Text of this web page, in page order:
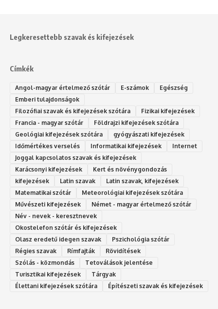
Legkeresettebb szavak és kifejezések
Címkék
Angol-magyar értelmező szótár E-számok
Egészség
Emberi tulajdonságok
Filozófiai szavak és kifejezések szótára
Fizikai kifejezések
Francia - magyar szótár
Földrajzi kifejezések szótára
Geológiai kifejezések szótára
gyógyászati kifejezések
Időmértékes verselés
Informatikai kifejezések
Internet
Joggal kapcsolatos szavak és kifejezések
Karácsonyi kifejezések
Kert és növénygondozás
kifejezések
Latin szavak
Latin szavak, kifejezések
Matematikai szótár
Meteorológiai kifejezések szótára
Művészeti kifejezések
Német - magyar értelmező szótár
Név - nevek - keresztnevek
Okostelefon szótár és kifejezések
Olasz eredetű idegen szavak
Ps‮gólohciz‬ia s‮átóz‬r
Régies szavak
Rímfajták
Rövidítések
Szólás - közmondás
Tetoválások jelentése
Turisztikai kifejezések
Tárgyak
Élettani kifejezések szótára
Építészeti szavak és kifejezések